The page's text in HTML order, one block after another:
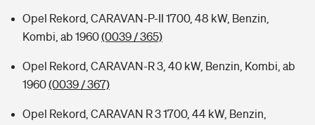
Opel Rekord, CARAVAN-P-II 1700, 48 kW, Benzin,
Kombi, ab 1960(0039 / 365)
Opel Rekord, CARAVAN-R 3, 40 kW, Benzin, Kombi, ab
1960(0039 / 367)
Opel Rekord, CARAVAN R 3 1700, 44 kW, Benzin,